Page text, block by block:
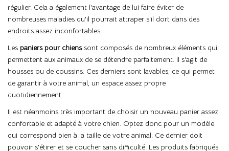
régulier. Cela a également l'avantage de lui faire éviter de
nombreuses maladies qu'il pourrait attraper s'il dort dans des
endroits assez inconfortables.
Les paniers pour chienssont composés de nombreux éléments qui
permettent aux animaux de se détendre parfaitement. Il s'agit de
housses ou de coussins. Ces derniers sont lavables, ce qui permet
de garantir à votre animal, un espace assez propre
quotidiennement.
Il est néanmoins très important de choisir un nouveau panier assez
confortable et adapté à votre chien. Optez donc pour un modèle
qui correspond bien à la taille de votre animal. Ce dernier doit
pouvoir s'étirer et se coucher sans difficulté. Les produits fabriqués